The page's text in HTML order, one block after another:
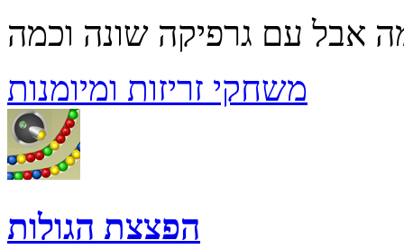
משחקי זריזות ומיומנות
הפצצת הגולות